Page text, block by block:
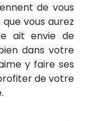
de vous
vous aurez
ait envie de
dans votre
y faire ses
de votre